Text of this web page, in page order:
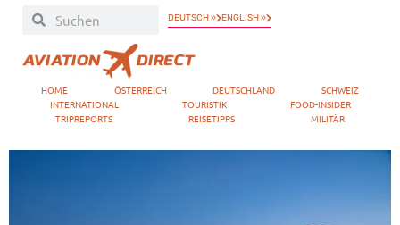
DEUTSCH » ENGLISH »
HOME ÖSTERREICH DEUTSCHLAND
SCHWEIZ
INTERNATIONAL
TOURISTIK
FOOD-INSIDER
TRIPREPORTS
REISETIPPS MILITÄR